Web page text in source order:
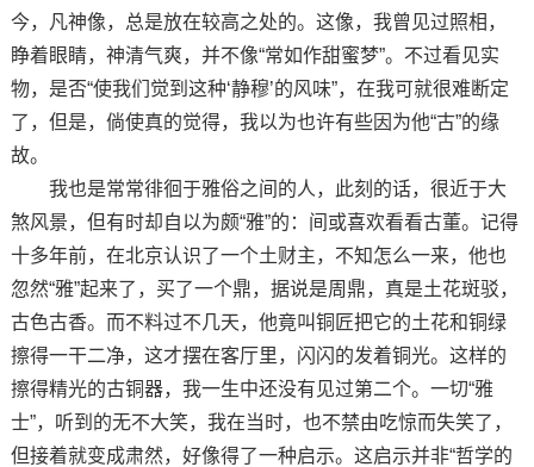
今，凡神像，总是放在较高之处的。这像，我曾见过照相，
睁着眼睛，神清气爽，并不像“常如作甜蜜梦”。不过看见实
物，是否“使我们觉到这种‘静穆’的风味”，在我可就很难断定
了，但是，倘使真的觉得，我以为也许有些因为他“古”的缘
故。
我也是常常徘徊于雅俗之间的人，此刻的话，很近于大
煞风景，但有时却自以为颇“雅”的：间或喜欢看看古董。记得
十多年前，在北京认识了一个土财主，不知怎么一来，他也
忽然“雅”起来了，买了一个鼎，据说是周鼎，真是土花斑驳，
古色古香。而不料过不几天，他竟叫铜匠把它的土花和铜绿
擦得一干二净，这才摆在客厅里，闪闪的发着铜光。这样的
擦得精光的古铜器，我一生中还没有见过第二个。一切“雅
士”，听到的无不大笑，我在当时，也不禁由吃惊而失笑了，
但接着就变成肃然，好像得了一种启示。这启示并非“哲学的